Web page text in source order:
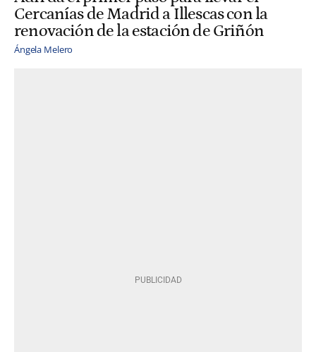
Cercanías de Madrid a Illescas con la
renovación de la estación de Griñón
Ángela Melero